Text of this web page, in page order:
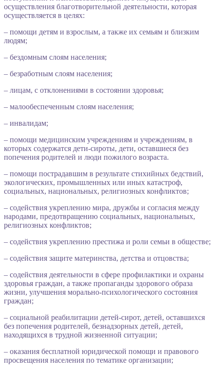
осуществления благотворительной деятельности, которая
осуществляется в целях:
– помощи детям и взрослым, а также их семьям и близким
людям;
– бездомным слоям населения;
– безработным слоям населения;
– лицам, с отклонениями в состоянии здоровья;
– малообеспеченным слоям населения;
– инвалидам;
– помощи медицинским учреждениям и учреждениям, в
которых содержатся дети-сироты, дети, оставшиеся без
попечения родителей и люди пожилого возраста.
– помощи пострадавшим в результате стихийных бедствий,
экологических, промышленных или иных катастроф,
социальных, национальных, религиозных конфликтов;
– содействия укреплению мира, дружбы и согласия между
народами, предотвращению социальных, национальных,
религиозных конфликтов;
– содействия укреплению престижа и роли семьи в обществе;
– содействия защите материнства, детства и отцовства;
– содействия деятельности в сфере профилактики и охраны
здоровья граждан, а также пропаганды здорового образа
жизни, улучшения морально-психологического состояния
граждан;
– социальной реабилитации детей-сирот, детей, оставшихся
без попечения родителей, безнадзорных детей, детей,
находящихся в трудной жизненной ситуации;
– оказания бесплатной юридической помощи и правового
просвещения населения по тематике организации;